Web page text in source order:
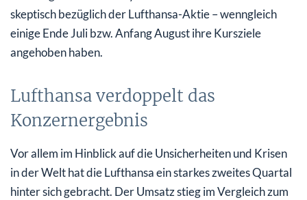
skeptisch bezüglich der Lufthansa-Aktie – wenngleich
einige Ende Juli bzw. Anfang August ihre Kursziele
angehoben haben.
Lufthansa verdoppelt das
Konzernergebnis
Vor allem im Hinblick auf die Unsicherheiten und Krisen
in der Welt hat die Lufthansa ein starkes zweites Quartal
hinter sich gebracht. Der Umsatz stieg im Vergleich zum